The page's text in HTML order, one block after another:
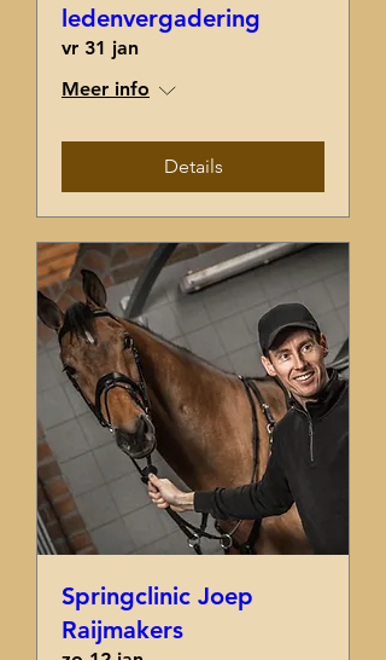
ledenvergadering
vr 31 jan
Meer info
Details
Springclinic Joep
Raijmakers